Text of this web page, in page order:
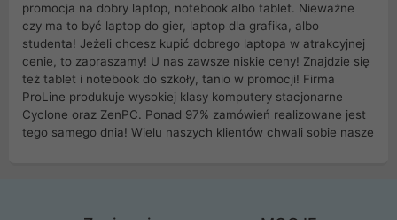
promocja na dobry laptop, notebook albo tablet. Nieważne
czy ma to być laptop do gier, laptop dla grafika, albo
studenta! Jeżeli chcesz kupić dobrego laptopa w atrakcyjnej
cenie, to zapraszamy! U nas zawsze niskie ceny! Znajdzie się
też tablet i notebook do szkoły, tanio w promocji! Firma
ProLine produkuje wysokiej klasy komputery stacjonarne
Cyclone oraz ZenPC. Ponad 97% zamówień realizowane jest
tego samego dnia! Wielu naszych klientów chwali sobie nasze